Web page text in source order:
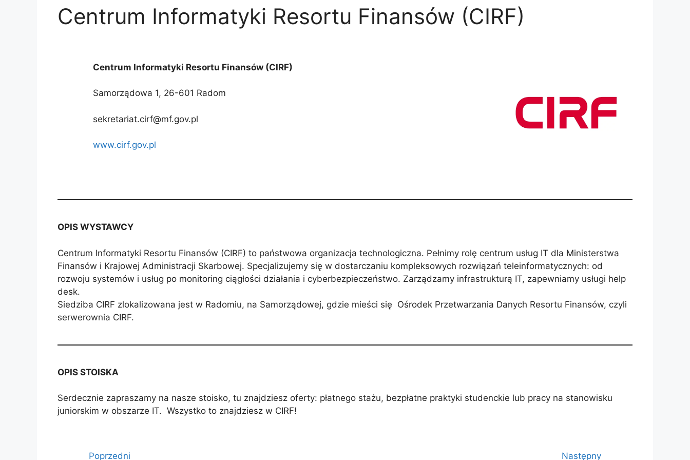
Centrum Informatyki Resortu Finansów (CIRF)
Centrum Informatyki Resortu Finansów (CIRF)
Samorządowa 1, 26-601 Radom
sekretariat.cirf@mf.gov.pl
www.cirf.gov.pl
OPIS WYSTAWCY
Centrum Informatyki Resortu Finansów (CIRF) to państwowa organizacja technologiczna. Pełnimy rolę centrum usług IT dla Ministerstwa
Finansów i Krajowej Administracji Skarbowej. Specjalizujemy się w dostarczaniu kompleksowych rozwiązań teleinformatycznych: od
rozwoju systemów i usług po monitoring ciągłości działania i cyberbezpieczeństwo. Zarządzamy infrastrukturą IT, zapewniamy usługi help
desk.
Siedziba CIRF zlokalizowana jest w Radomiu, na Samorządowej, gdzie mieści się Ośrodek Przetwarzania Danych Resortu Finansów, czyli
serwerownia CIRF.
OPIS STOISKA
Serdecznie zapraszamy na nasze stoisko, tu znajdziesz oferty: płatnego stażu, bezpłatne praktyki studenckie lub pracy na stanowisku
juniorskim w obszarze IT. Wszystko to znajdziesz w CIRF!
Poprzedni Następny